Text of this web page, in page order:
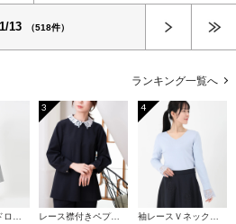
1/13 （518件）
ランキング一覧へ
ミニケーブルドロストワンピース
3
レース襟付きペプラムプルオーバー
4
袖レースＶネックニット